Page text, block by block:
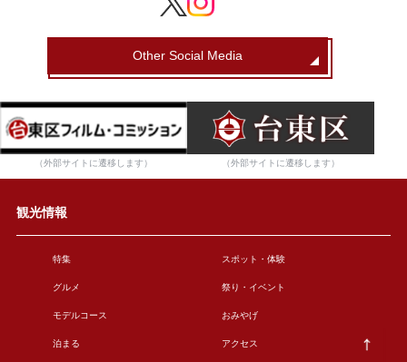
Other Social Media
（外部サイトに遷移します） （外部サイトに遷移します）
観光情報
特集 スポット・体験
グルメ 祭り・イベント
モデルコース おみやげ
泊まる アクセス